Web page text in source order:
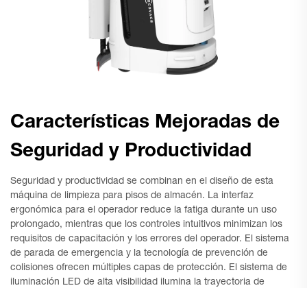
Características Mejoradas de
Seguridad y Productividad
Seguridad y productividad se combinan en el diseño de esta
máquina de limpieza para pisos de almacén. La interfaz
ergonómica para el operador reduce la fatiga durante un uso
prolongado, mientras que los controles intuitivos minimizan los
requisitos de capacitación y los errores del operador. El sistema
de parada de emergencia y la tecnología de prevención de
colisiones ofrecen múltiples capas de protección. El sistema de
iluminación LED de alta visibilidad ilumina la trayectoria de